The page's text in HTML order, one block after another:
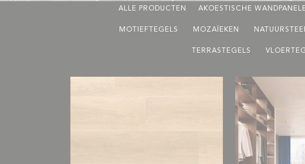
ALLE PRODUCTEN AKOESTISCHE
MOTIEFTEGELS MOZAÏEKEN
TERRASTEGELS